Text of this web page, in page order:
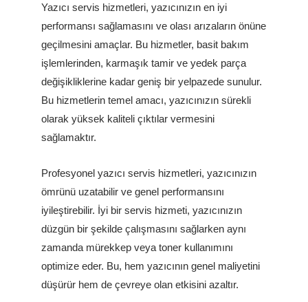
Yazıcı servis hizmetleri, yazıcınızın en iyi
performansı sağlamasını ve olası arızaların önüne
geçilmesini amaçlar. Bu hizmetler, basit bakım
işlemlerinden, karmaşık tamir ve yedek parça
değişikliklerine kadar geniş bir yelpazede sunulur.
Bu hizmetlerin temel amacı, yazıcınızın sürekli
olarak yüksek kaliteli çıktılar vermesini
sağlamaktır.
Profesyonel yazıcı servis hizmetleri, yazıcınızın
ömrünü uzatabilir ve genel performansını
iyileştirebilir. İyi bir servis hizmeti, yazıcınızın
düzgün bir şekilde çalışmasını sağlarken aynı
zamanda mürekkep veya toner kullanımını
optimize eder. Bu, hem yazıcının genel maliyetini
düşürür hem de çevreye olan etkisini azaltır.